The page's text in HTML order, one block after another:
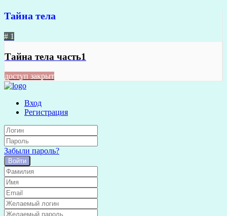
Тайна тела
# 1
Тайна тела часть1
доступ закрыт
Вход
Регистрация
Забыли пароль?
Войти